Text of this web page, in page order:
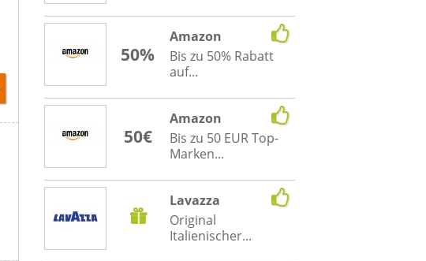
50%
Amazon
Bis zu 50% Rabatt
auf...
50€
Amazon
Bis zu 50 EUR Top-
Marken...
Lavazza
Original
Italienischer...